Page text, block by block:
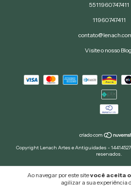
Ao navegar por este sitevocê aceita
agilizar a sua experiência
5511960747411
11960747411
Visite o nosso
Copyright Lenach Artes e Antiguidades -
reservados.